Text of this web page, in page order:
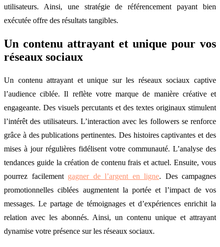
utilisateurs. Ainsi, une stratégie de référencement payant bien
exécutée offre des résultats tangibles.
Un contenu attrayant et unique pour vos
réseaux sociaux
Un contenu attrayant et unique sur les réseaux sociaux captive
l’audience ciblée. Il reflète votre marque de manière créative et
engageante. Des visuels percutants et des textes originaux stimulent
l’intérêt des utilisateurs. L’interaction avec les followers se renforce
grâce à des publications pertinentes. Des histoires captivantes et des
mises à jour régulières fidélisent votre communauté. L’analyse des
tendances guide la création de contenu frais et actuel. Ensuite, vous
pourrez facilement gagner de l’argent en ligne. Des campagnes
promotionnelles ciblées augmentent la portée et l’impact de vos
messages. Le partage de témoignages et d’expériences enrichit la
relation avec les abonnés. Ainsi, un contenu unique et attrayant
dynamise votre présence sur les réseaux sociaux.